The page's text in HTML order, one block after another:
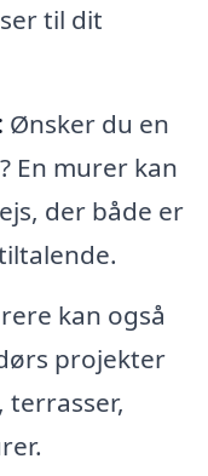
til dit
Ønsker du en
En murer kan
der både er
kan også
projekter
terrasser,